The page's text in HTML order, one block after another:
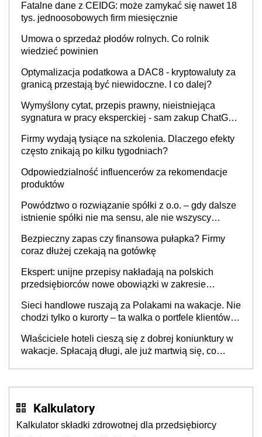
Fatalne dane z CEIDG: może zamykać się nawet 18
tys. jednoosobowych firm miesięcznie
Umowa o sprzedaż płodów rolnych. Co rolnik
wiedzieć powinien
Optymalizacja podatkowa a DAC8 - kryptowaluty za
granicą przestają być niewidoczne. I co dalej?
Wymyślony cytat, przepis prawny, nieistniejąca
sygnatura w pracy eksperckiej - sam zakup ChatGPT
Firmy wydają tysiące na szkolenia. Dlaczego efekty
często znikają po kilku tygodniach?
Odpowiedzialność influencerów za rekomendacje
produktów
Powództwo o rozwiązanie spółki z o.o. – gdy dalsze
istnienie spółki nie ma sensu, ale nie wszyscy
Bezpieczny zapas czy finansowa pułapka? Firmy
coraz dłużej czekają na gotówkę
Ekspert: unijne przepisy nakładają na polskich
przedsiębiorców nowe obowiązki w zakresie
Sieci handlowe ruszają za Polakami na wakacje. Nie
chodzi tylko o kurorty – ta walka o portfele klientów
cichu
Właściciele hoteli cieszą się z dobrej koniunktury w
wakacje. Spłacają długi, ale już martwią się, co
Kalkulatory
Kalkulator składki zdrowotnej dla przedsiębiorcy